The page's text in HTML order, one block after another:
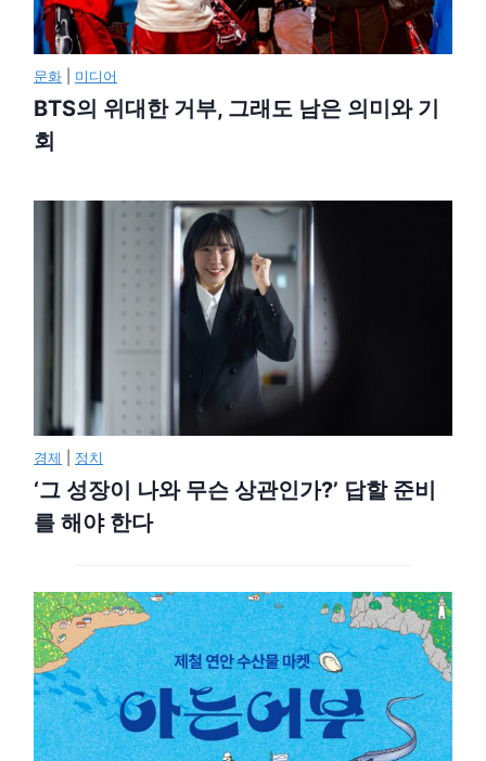
문화 미디어
BTS의 위대한 거부, 그래도 남은 의미와 기
회
경제 정치
‘그 성장이 나와 무슨 상관인가?’ 답할 준비
를 해야 한다